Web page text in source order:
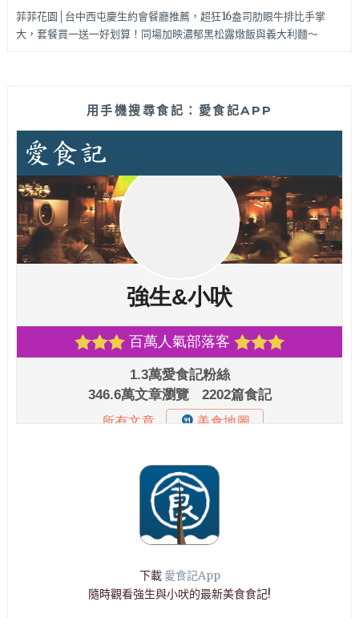
菲菲花園│台中西屯慶生約會餐廳推薦，超狂16盎司肋眼牛排比手掌
大，套餐買一送一好划算！同場加映濃郁黑松露燉飯與義大利麵～
用手機搜尋食記：愛食記APP
下載 愛食記App
隨時觀看強生與小吠的最新美食食記!